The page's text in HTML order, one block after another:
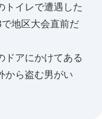
トイレで遭遇した
地区大会直前だ
ドアにかけてある
から盗む男がい